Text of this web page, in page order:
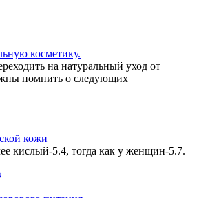
косметику.
на натуральный уход от
помнить о следующих
кожи
кислый-5.4, тогда как у женщин-5.7.